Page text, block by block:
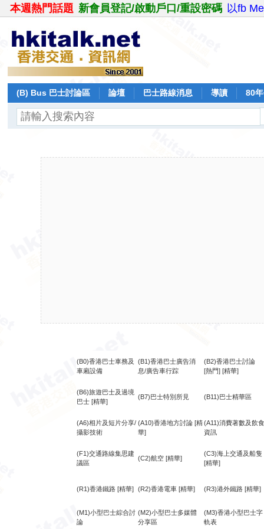
本週熱門話題 新會員登記/啟動戶口/重設密碼 以fb
(B) Bus 巴士討論區 論壇 巴士路線消息 導讀 80
(B0)香港巴士車務及
車廂設備
(B1)香港巴士廣告消
息/廣告車行踪
(B2)香港巴士討論
[熱門] [精華]
(B6)旅遊巴士及過境
巴士 [精華]
(B7)巴士特別所見 (B11)巴士精華區
(A6)相片及短片分享/
攝影技術
(A10)香港地方討論 [精
華]
(A11)消費著數及飲食
資訊
(F1)交通路線集思建
議區
(C2)航空 [精華]
(C3)海上交通及船隻
[精華]
(R1)香港鐵路 [精華] (R2)香港電車 [精華] (R3)港外鐵路 [精華]
(M1)小型巴士綜合討
論
(M2)小型巴士多媒體
分享區
(M3)香港小型巴士字
軌表